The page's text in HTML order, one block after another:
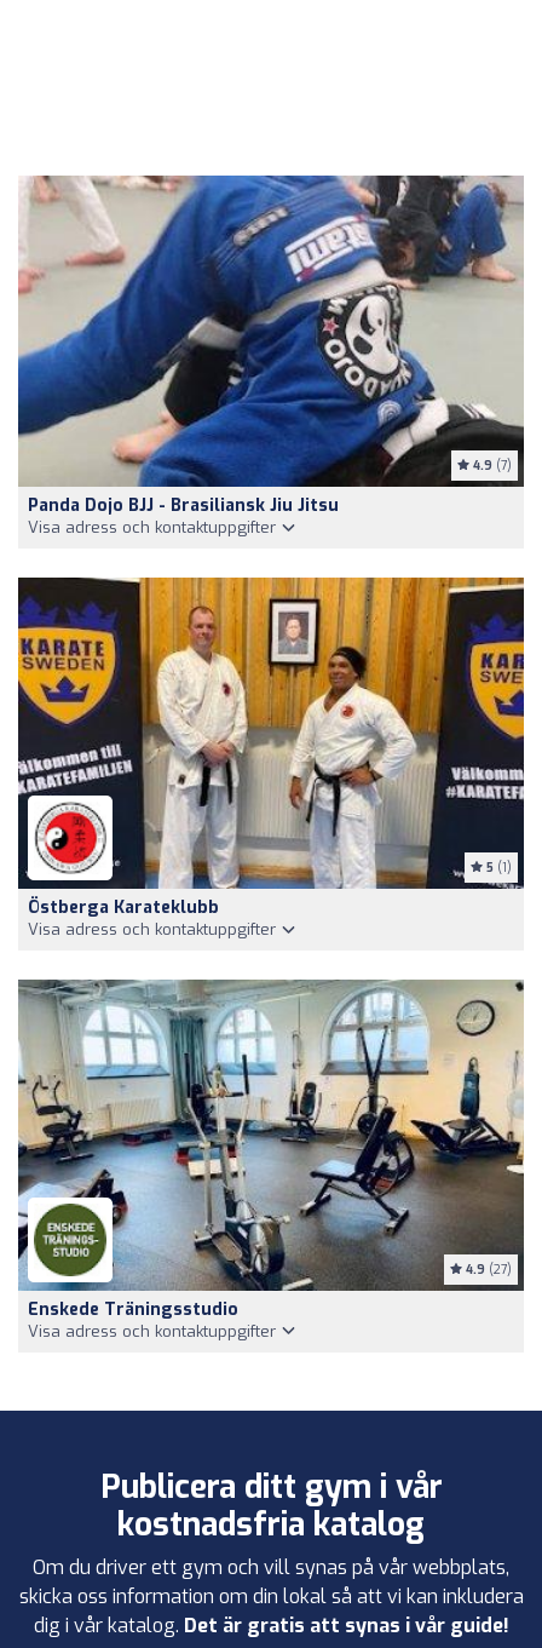
4.9 (7)
Panda Dojo BJJ - Brasiliansk Jiu Jitsu
Visa adress och kontaktuppgifter
5 (1)
Östberga Karateklubb
Visa adress och kontaktuppgifter
4.9 (27)
Enskede Träningsstudio
Visa adress och kontaktuppgifter
Publicera ditt gym i vår
kostnadsfria katalog
Om du driver ett gym och vill synas på vår webbplats,
skicka oss information om din lokal så att vi kan inkludera
dig i vår katalog. Det är gratis att synas i vår guide!